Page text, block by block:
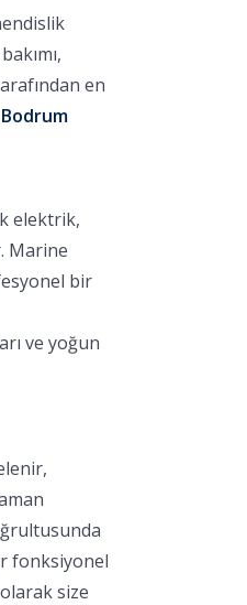
en
elektrik,
Marine
bir
ve yoğun
fonksiyonel
size